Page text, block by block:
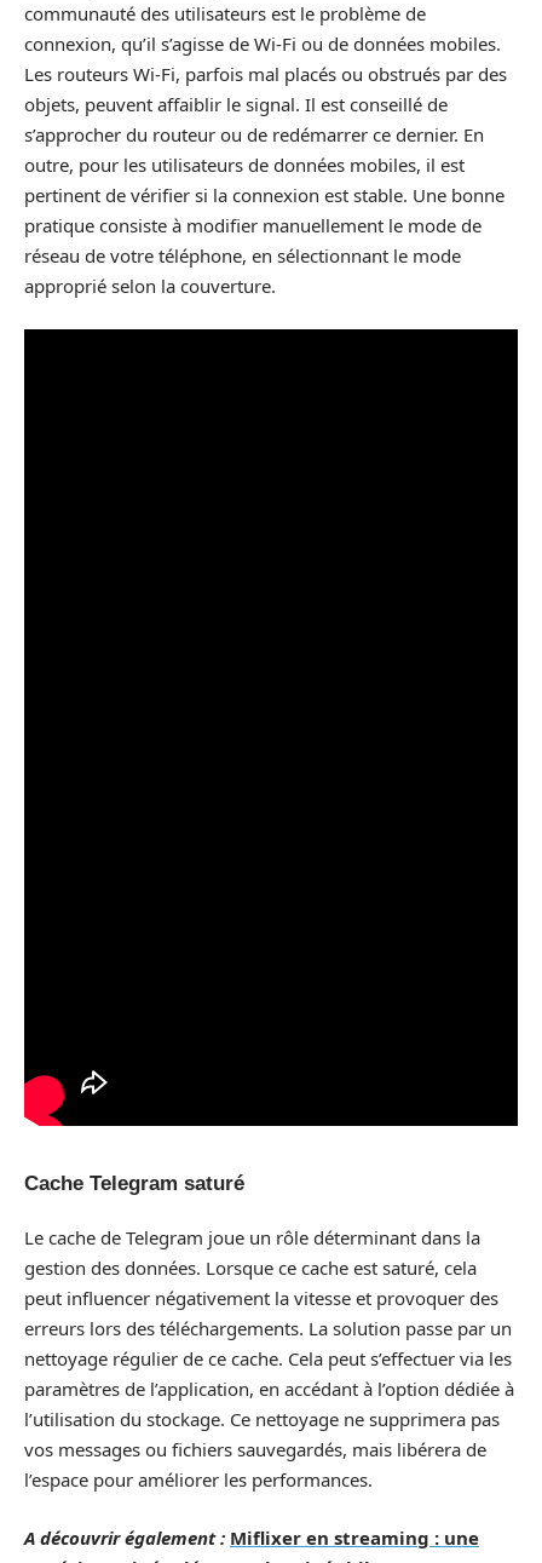
communauté des utilisateurs est le problème de
connexion, qu’il s’agisse de Wi-Fi ou de données mobiles.
Les routeurs Wi-Fi, parfois mal placés ou obstrués par des
objets, peuvent affaiblir le signal. Il est conseillé de
s’approcher du routeur ou de redémarrer ce dernier. En
outre, pour les utilisateurs de données mobiles, il est
pertinent de vérifier si la connexion est stable. Une bonne
pratique consiste à modifier manuellement le mode de
réseau de votre téléphone, en sélectionnant le mode
approprié selon la couverture.
Cache Telegram saturé
Le cache de Telegram joue un rôle déterminant dans la
gestion des données. Lorsque ce cache est saturé, cela
peut influencer négativement la vitesse et provoquer des
erreurs lors des téléchargements. La solution passe par un
nettoyage régulier de ce cache. Cela peut s’effectuer via les
paramètres de l’application, en accédant à l’option dédiée à
l’utilisation du stockage. Ce nettoyage ne supprimera pas
vos messages ou fichiers sauvegardés, mais libérera de
l’espace pour améliorer les performances.
A découvrir également : Miflixer en streaming : une